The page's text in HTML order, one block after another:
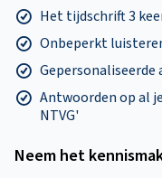
Het tijdschrift 3
Onbeperkt
Antwoorden op al
NTVG'
Neem het